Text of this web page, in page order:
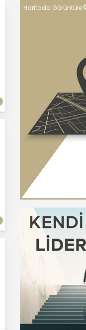
Haritada Görüntüle